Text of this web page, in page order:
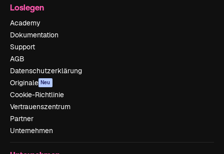
Loslegen
Academy
Dokumentation
Support
AGB
Datenschutzerklärung
Originale Neu
Cookie-Richtlinie
Vertrauenszentrum
Partner
Unternehmen